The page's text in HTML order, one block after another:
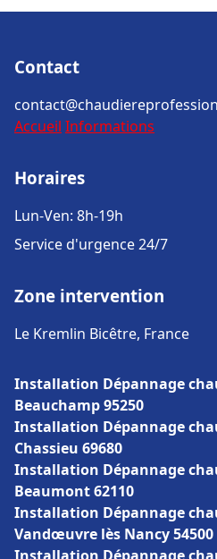
Contact
Accueil Informations
Horaires
Lun-Ven: 8h-19h
Service d'urgence 24/7
Zone intervention
Le Kremlin Bicêtre, France
Installation Dépannage
Beauchamp 95250
Installation Dépannage
Chassieu 69680
Installation Dépannage
Beaumont 62110
Installation Dépannage
Vandœuvre lès Nancy 54500